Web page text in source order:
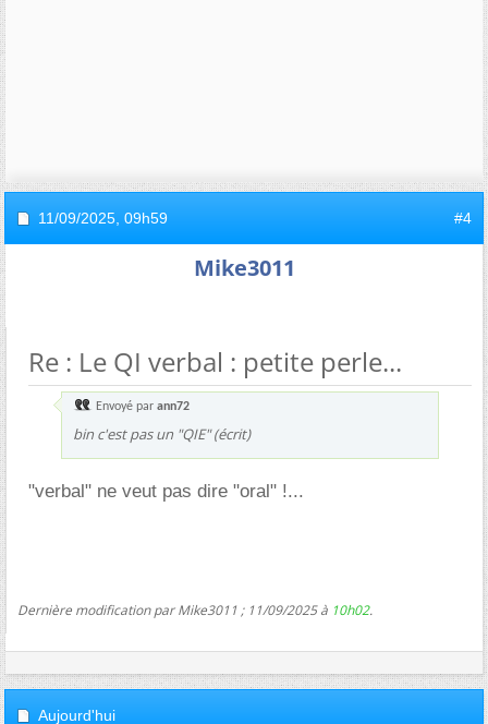
11/09/2025, 09h59 #4
Mike3011
Re : Le QI verbal : petite perle...
Envoyé par ann72
bin c'est pas un "QIE" (écrit)
"verbal" ne veut pas dire "oral" !...
Dernière modification par Mike3011 ; 11/09/2025 à 10h02.
Aujourd'hui